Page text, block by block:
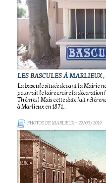
LES BASCULES À MARLIEUX ,
La bascule située devant la Mairie
pourrait le faire croire la
Thèmes) Mais cette date fait
à Marlieux en 1871..
PHOTOS DE MARLIEUX- 29/03/2019